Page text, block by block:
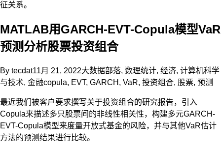
征关系。
MATLAB用GARCH-EVT-Copula模型VaR
预测分析股票投资组合
By tecdat11月 21, 2022大数据部落, 数理统计, 经济, 计算机科学
与技术, 金融copula, EVT, GARCH , VaR, 投资组合, 股票, 预测
最近我们被客户要求撰写关于投资组合的研究报告，引入
Copula来描述多只股票间的非线性相关性，构建多元GARCH-
EVT-Copula模型来度量开放式基金的风险，并与其他VaR估计
方法的预测结果进行比较。